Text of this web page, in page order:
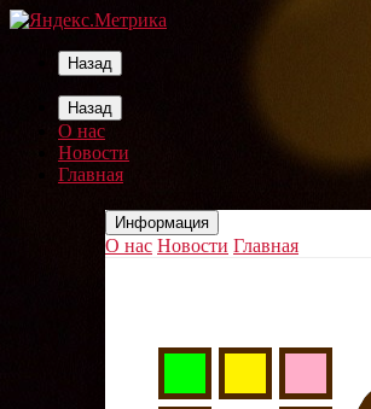
Назад
Назад
О нас
Новости
Главная
Информация
О нас Новости Главная